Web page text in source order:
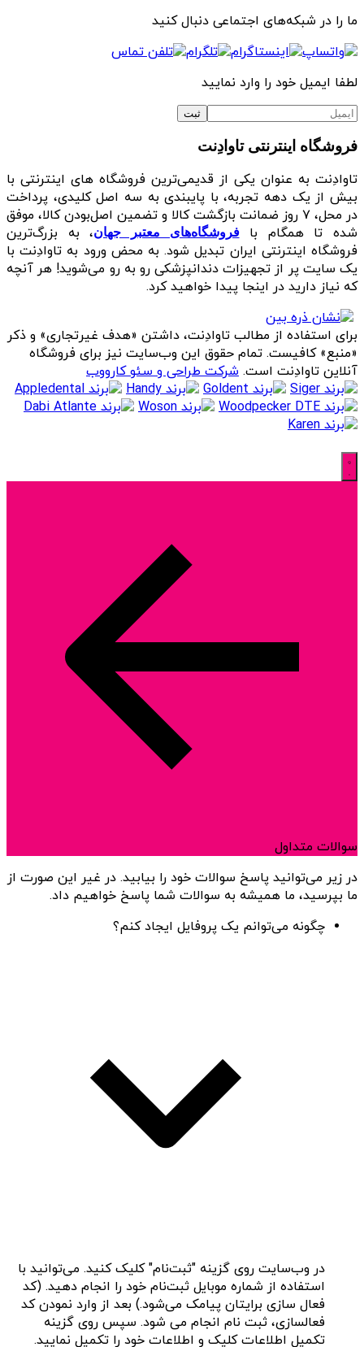
ما را در شبکه‌های اجتماعی دنبال کنید
لطفا ایمیل خود را وارد نمایید
فروشگاه اینترنتی تاوادِنت
تاوادِنت به عنوان یکی از قدیمی‌ترین فروشگاه های اینترنتی با
بیش از یک دهه تجربه، با پایبندی به سه اصل کلیدی، پرداخت
در محل، ۷ روز ضمانت بازگشت کالا و تضمین اصل‌بودن کالا، موفق
شده تا همگام بافروشگاه‌های معتبر جهان، به بزرگ‌ترین
فروشگاه اینترنتی ایران تبدیل شود. به محض ورود به تاوادِنت با
یک سایت پر از تجهیزات دندانپزشکی رو به رو می‌شوید! هر آنچه
که نیاز دارید در اینجا پیدا خواهید کرد.
برای استفاده از مطالب تاوادِنت، داشتن «هدف غیرتجاری» و ذکر
«منبع» کافیست. تمام حقوق اين وب‌سايت نیز برای فروشگاه
آنلاین تاوادِنت است. شرکت طراحی و سئو کارووب
سوالات متداول
در زیر می‌توانید پاسخ سوالات خود را بیابید. در غیر این صورت از
ما بپرسید، ما همیشه به سوالات شما پاسخ خواهیم داد.
چگونه می‌توانم یک پروفایل ایجاد کنم؟
در وب‌سایت روی گزینه "ثبت‌نام" کلیک کنید. می‌توانید با
استفاده از شماره موبایل ثبت‌نام خود را انجام دهید. (کد
فعال سازی برایتان پیامک می‌شود.) بعد از وارد نمودن کد
فعالسازی، ثبت نام انجام می شود. سپس روی گزینه
تکمیل اطلاعات کلیک و اطلاعات خود را تکمیل نمایید.